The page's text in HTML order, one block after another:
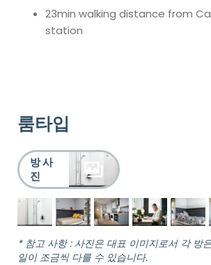
23min walking distance from
station
룸타입
방 사
진
* 참고 사항 : 사진은 대표 이미지로서 각 방
일이 조금씩 다를 수 있습니다.